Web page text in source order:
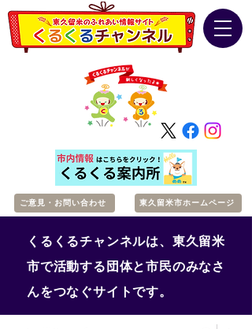
ご意見・お問い合わせ 東久留米市ホームページ
くるくるチャンネルは、東久留米
市で活動する団体と市民のみなさ
んをつなぐサイトです。